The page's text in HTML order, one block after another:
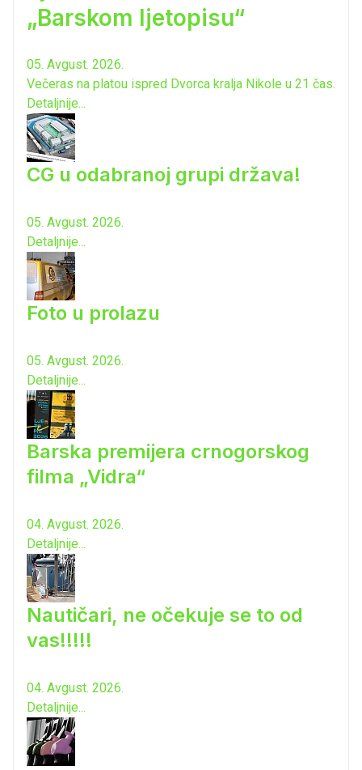
„Barskom ljetopisu“
05. Avgust. 2026.
Večeras na platou ispred Dvorca kralja Nikole u 21 čas.
Detaljnije...
CG u odabranoj grupi država!
05. Avgust. 2026.
Detaljnije...
Foto u prolazu
05. Avgust. 2026.
Detaljnije...
Barska premijera crnogorskog
filma „Vidra“
04. Avgust. 2026.
Detaljnije...
Nautičari, ne očekuje se to od
vas!!!!!
04. Avgust. 2026.
Detaljnije...